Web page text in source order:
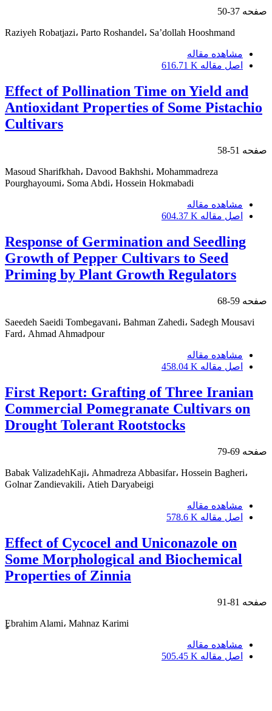
صفحه 37-50
Raziyeh Robatjazi، Parto Roshandel، Sa’dollah Hooshmand
مشاهده مقاله
اصل مقاله 616.71 K
Effect of Pollination Time on Yield and
Antioxidant Properties of Some Pistachio
Cultivars
صفحه 51-58
Masoud Sharifkhah، Davood Bakhshi، Mohammadreza
Pourghayoumi، Soma Abdi، Hossein Hokmabadi
مشاهده مقاله
اصل مقاله 604.37 K
Response of Germination and Seedling
Growth of Pepper Cultivars to Seed
Priming by Plant Growth Regulators
صفحه 59-68
Saeedeh Saeidi Tombegavani، Bahman Zahedi، Sadegh Mousavi
Fard، Ahmad Ahmadpour
مشاهده مقاله
اصل مقاله 458.04 K
First Report: Grafting of Three Iranian
Commercial Pomegranate Cultivars on
Drought Tolerant Rootstocks
صفحه 69-79
Babak ValizadehKaji، Ahmadreza Abbasifar، Hossein Bagheri،
Golnar Zandievakili، Atieh Daryabeigi
مشاهده مقاله
اصل مقاله 578.6 K
Effect of Cycocel and Uniconazole on
Some Morphological and Biochemical
Properties of Zinnia
صفحه 81-91
ٍٍEbrahim Alami، Mahnaz Karimi
مشاهده مقاله
اصل مقاله 505.45 K